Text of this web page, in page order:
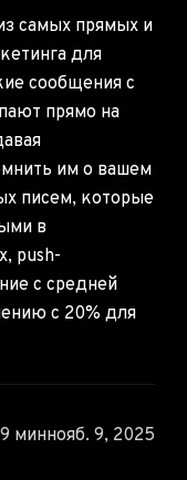
самых прямых и
для
сообщения с
прямо на
им о вашем
писем, которые
в
push-
с средней
с 20% для
9 миннояб. 9, 2025